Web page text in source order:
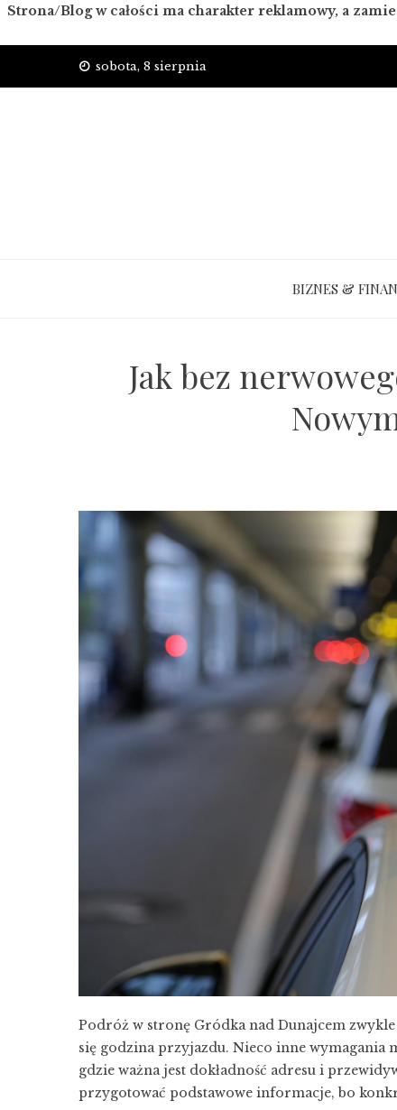
Strona/Blog w całości ma charakter reklamowy, a
sobota, 8 sierpnia
BIZNES &
Jak bez
Podróż w stronę Gródka nad Dunajcem
się godzina przyjazdu. Nieco inne wymagania
gdzie ważna jest dokładność adresu i
przygotować podstawowe informacje, bo